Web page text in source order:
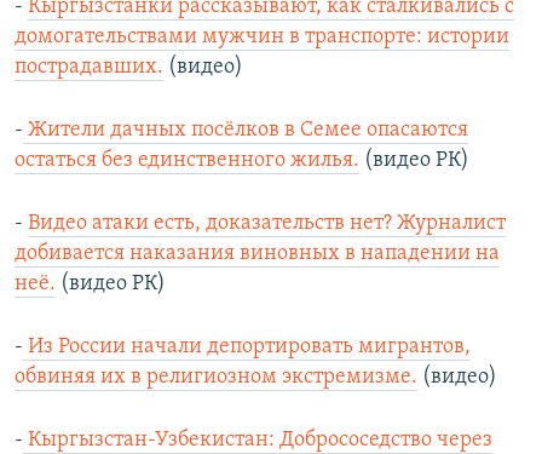
- Кыргызстанки рассказывают, как сталкивались с
домогательствами мужчин в транспорте: истории
пострадавших. (видео)
- Жители дачных посёлков в Семее опасаются
остаться без единственного жилья. (видео РК)
- Видео атаки есть, доказательств нет? Журналист
добивается наказания виновных в нападении на
неё. (видео РК)
- Из России начали депортировать мигрантов,
обвиняя их в религиозном экстремизме. (видео)
- Кыргызстан-Узбекистан: Добрососедство через